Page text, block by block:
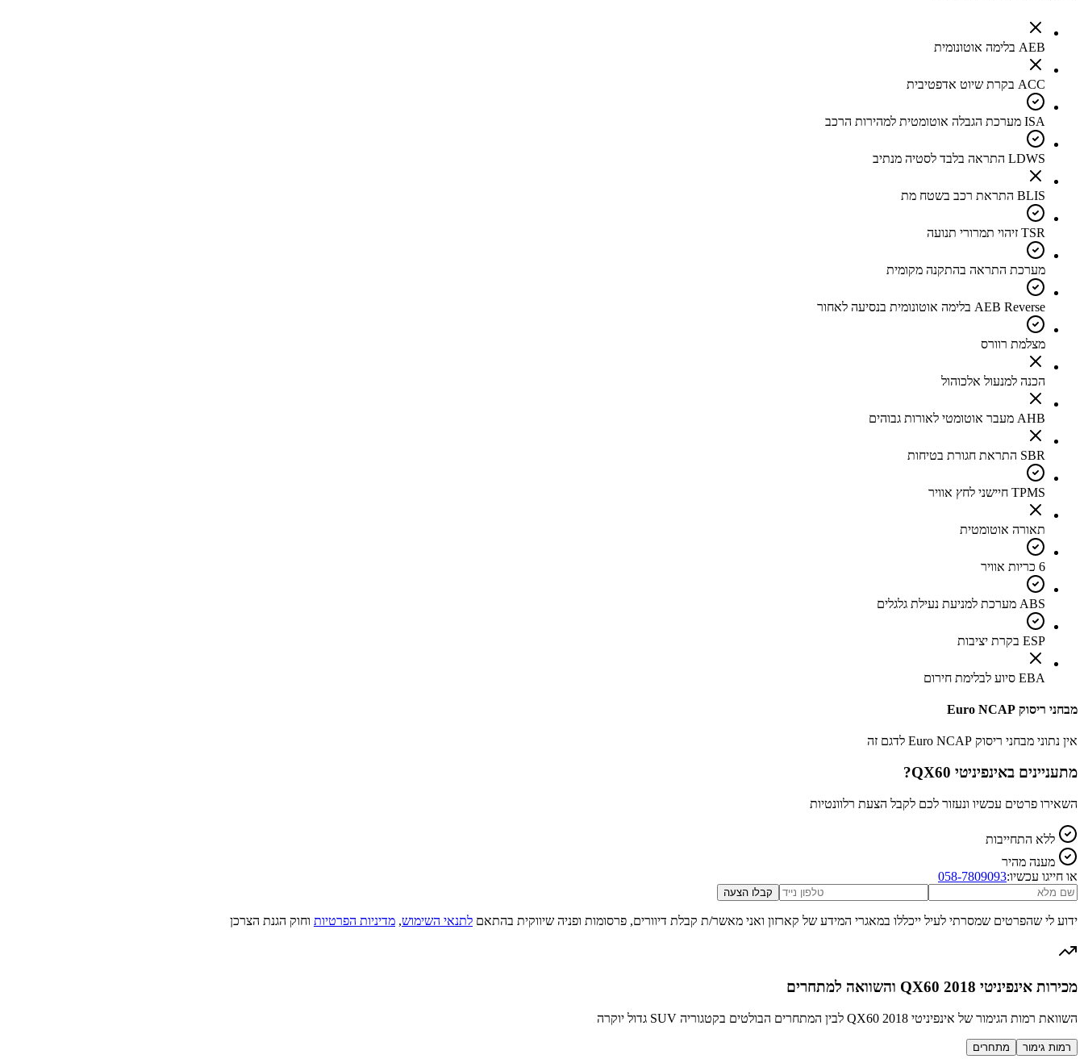
AEB בלימה אוטונומית
ACC בקרת שיוט אדפטיבית
ISA מערכת הגבלה אוטומטית למהירות הרכב
LDWS התראה בלבד לסטיה מנתיב
BLIS התראת רכב בשטח מת
TSR זיהוי תמרורי תנועה
מערכת התראה בהתקנה מקומית
AEB Reverse בלימה אוטונומית בנסיעה לאחור
מצלמת רוורס
הכנה למנעול אלכוהול
AHB מעבר אוטומטי לאורות גבוהים
SBR התראת חגורת בטיחות
TPMS חיישני לחץ אוויר
תאורה אוטומטית
6 כריות אוויר
ABS מערכת למניעת נעילת גלגלים
ESP בקרת יציבות
EBA סיוע לבלימת חירום
מבחני ריסוק Euro NCAP
אין נתוני מבחני ריסוק Euro NCAP לדגם זה
מתעניינים באינפיניטי QX60 ?
השאירו פרטים עכשיו ונעזור לכם לקבל הצעת רלוונטיות
ללא התחייבות
מענה מהיר
או חייגו עכשיו:058-7809093
קבלו הצעה
ידוע לי שהפרטים שמסרתי לעיל ייכללו במאגרי המידע של קארזון ואני מאשר/ת קבלת דיוורים, פרסומות ופניה שיווקית בהתאם לתנאי השימוש, מדיניות הפרטיות וחוק הגנת הצרכן
מכירות אינפיניטי QX60 2018 והשוואה למתחרים
השוואת רמות הגימור של אינפיניטי QX60 2018 לבין המתחרים הבולטים בקטגוריה SUV גדול יוקרה
רמות גימור מתחרים